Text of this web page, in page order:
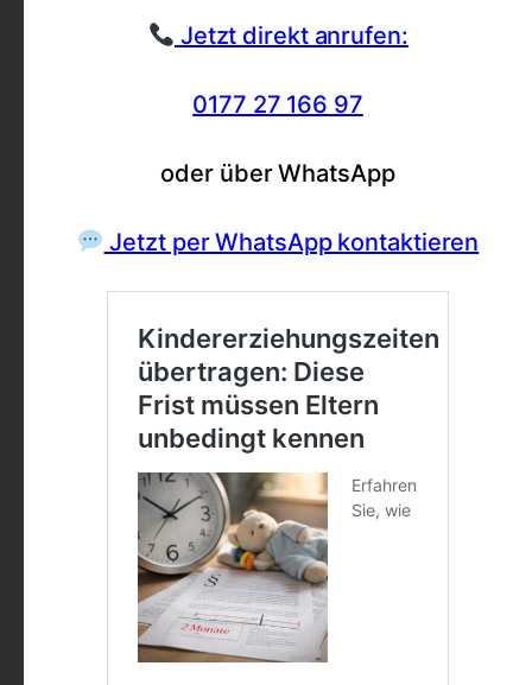
Jetzt direkt anrufen:
0177 27 166 97
oder über WhatsApp
Jetzt per WhatsApp kontaktieren